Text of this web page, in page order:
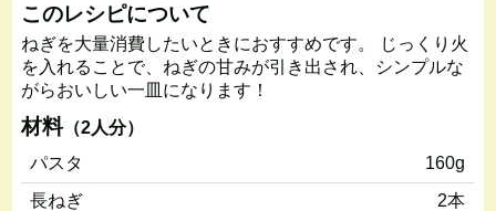
このレシピについて
ねぎを大量消費したいときにおすすめです。 じっくり火
を入れることで、ねぎの甘みが引き出され、シンプルな
がらおいしい一皿になります！
材料（2人分）
パスタ
160g
長ねぎ
2本